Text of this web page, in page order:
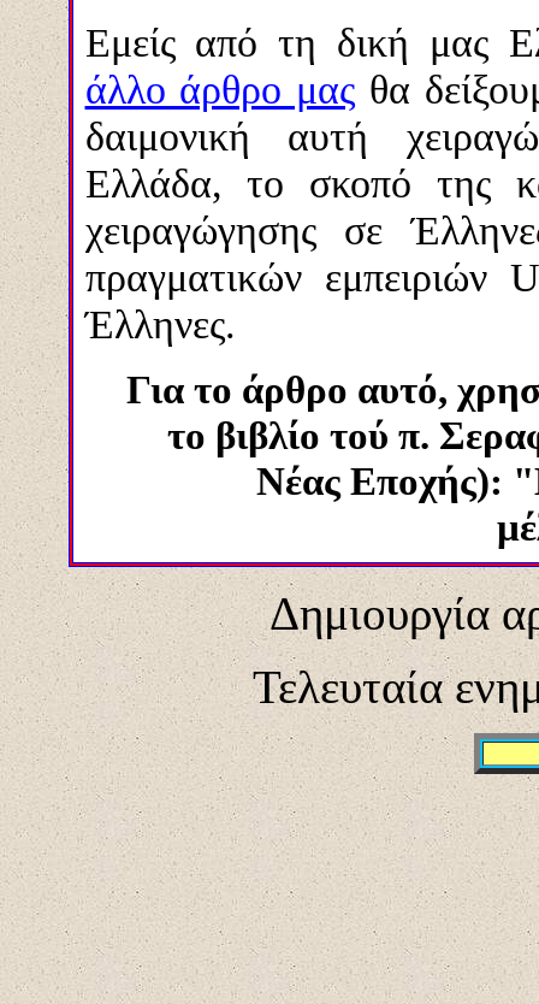
Εμείς από τη δική μας
άλλο άρθρο μας θα
δαιμονική αυτή
Ελλάδα, το σκοπό της
χειραγώγησης σε
πραγματικών εμπειριών
Έλληνες.
Για το άρθρο αυτό,
το βιβλίο τού π.
Νέας Εποχής):
Δημιουργία
Τελευταία